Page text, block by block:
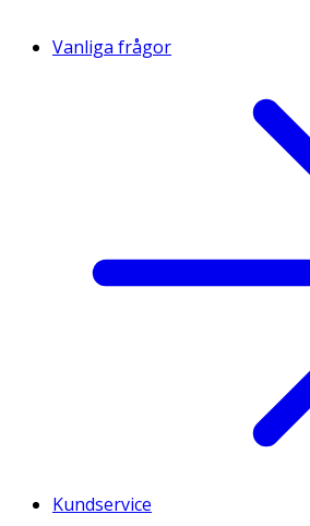
Vanliga frågor
Kundservice